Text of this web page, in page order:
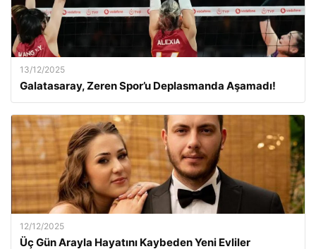
13/12/2025
Galatasaray, Zeren Spor’u Deplasmanda Aşamadı!
12/12/2025
Üç Gün Arayla Hayatını Kaybeden Yeni Evliler